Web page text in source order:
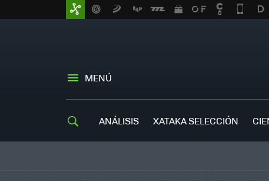
MENÚ
ANÁLISIS XATAKA SELECCIÓN